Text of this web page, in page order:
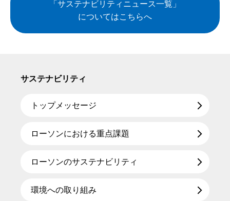
「サステナビリティニュース一覧」
についてはこちらへ
サステナビリティ
トップメッセージ
ローソンにおける重点課題
ローソンのサステナビリティ
環境への取り組み